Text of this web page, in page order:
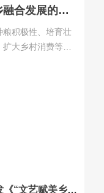
孙雷：促进农民持续增收是城乡融合发展的中心环节
积极性、培育壮
大乡村消费等方
方案（2025—2027年）》